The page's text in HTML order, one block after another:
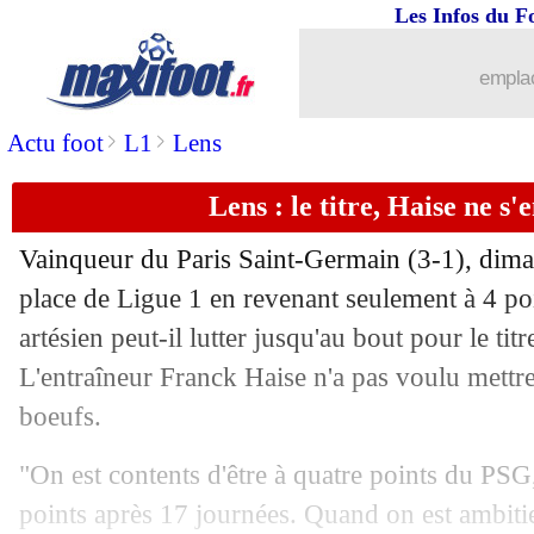
Actu foot> L1 > Lens
Les Infos du
Lens : le titre, Haise ne
Vainqueur du Paris Saint-Germain (3-1),
place de Ligue 1 en revenant seulement à 4
artésien peut-il lutter jusqu'au bout pour le
L'entraîneur Franck Haise n'a pas voulu
boeufs.
"On est contents d'être à quatre points du
points après 17 journées. Quand on est
Arsenal
02/01 Bayern
02/01 L1: Strasbourg-Troyes, les compos
02/01 Al-Nassr : Ronaldo présenté mardi
02/01 TFC: un latéral droit recruté (officiel)
02/01 Lille: David moins courtisé depuis la
02/01 Lens: faute sur Mbappé, Gradit